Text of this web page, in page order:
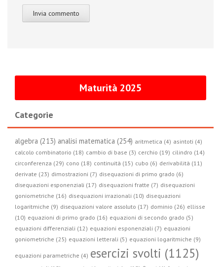
Maturità 2025
Categorie
algebra (213) analisi matematica (254) aritmetica (4) asintoti (4)
calcolo combinatorio (18) cambio di base (3) cerchio (19) cilindro (14)
circonferenza (29) cono (18) continuità (15) cubo (6) derivabilità (11)
derivate (23) dimostrazioni (7) disequazioni di primo grado (6)
disequazioni esponenziali (17) disequazioni fratte (7) disequazioni
goniometriche (16) disequazioni irrazionali (10) disequazioni
logaritmiche (9) disequazioni valore assoluto (17) dominio (26) ellisse
(10) equazioni di primo grado (16) equazioni di secondo grado (5)
equazioni differenziali (12) equazioni esponenziali (7) equazioni
goniometriche (25) equazioni letterali (5) equazioni logaritmiche (9)
equazioni parametriche (4) esercizi svolti (1125)